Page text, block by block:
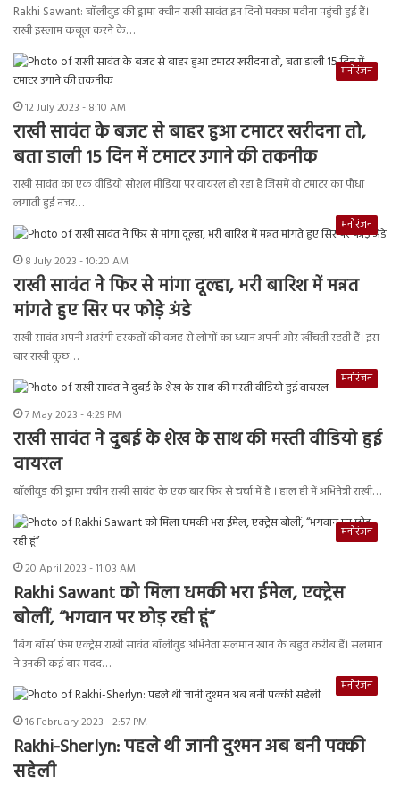
Rakhi Sawant: बॉलीवुड की ड्रामा क्वीन राखी सावंत इन दिनों मक्का मदीना पहुंची हुई हैं।
राखी इस्लाम कबूल करने के…
मनोरंजन
12 July 2023 - 8:10 AM
राखी सावंत के बजट से बाहर हुआ टमाटर खरीदना तो,
बता डाली 15 दिन में टमाटर उगाने की तकनीक
राखी सावंत का एक वीडियो सोशल मीडिया पर वायरल हो रहा है जिसमें वो टमाटर का पौधा
लगाती हुई नजर…
मनोरंजन
8 July 2023 - 10:20 AM
राखी सावंत ने फिर से मांगा दूल्हा, भरी बारिश में मन्नत
मांगते हुए सिर पर फोड़े अंडे
राखी सावंत अपनी अतरंगी हरकतों की वजह से लोगों का ध्यान अपनी ओर खींचती रहती हैं। इस
बार राखी कुछ…
मनोरंजन
7 May 2023 - 4:29 PM
राखी सावंत ने दुबई के शेख के साथ की मस्ती वीडियो हुई
वायरल
बॉलीवुड की ड्रामा क्वीन राखी सावंत के एक बार फिर से चर्चा में है । हाल ही में अभिनेत्री राखी…
मनोरंजन
20 April 2023 - 11:03 AM
Rakhi Sawant को मिला धमकी भरा ईमेल, एक्ट्रेस
बोलीं, “भगवान पर छोड़ रही हूं”
‘बिग बॉस’ फेम एक्ट्रेस राखी सावंत बॉलीवुड अभिनेता सलमान खान के बहुत करीब हैं। सलमान
ने उनकी कई बार मदद…
मनोरंजन
16 February 2023 - 2:57 PM
Rakhi-Sherlyn: पहले थी जानी दुश्मन अब बनी पक्की
सहेली